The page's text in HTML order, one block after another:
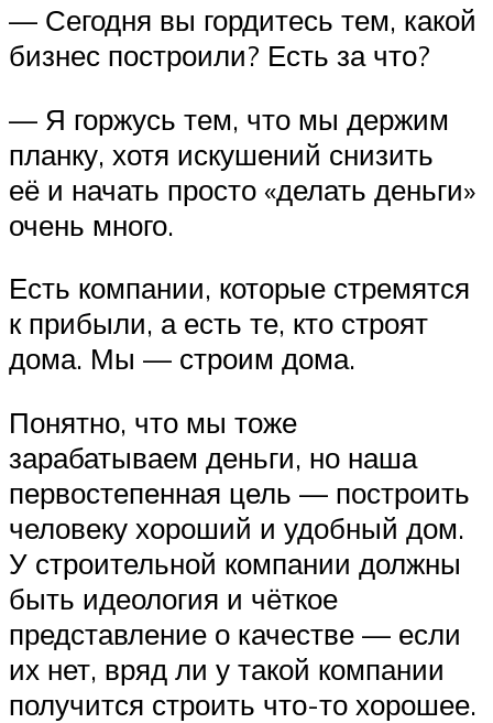
— Сегодня вы гордитесь тем, какой
бизнес построили? Есть за что?
— Я горжусь тем, что мы держим
планку, хотя искушений снизить
её и начать просто «делать деньги»
очень много.
Есть компании, которые стремятся
к прибыли, а есть те, кто строят
дома. Мы — строим дома.
Понятно, что мы тоже
зарабатываем деньги, но наша
первостепенная цель — построить
человеку хороший и удобный дом.
У строительной компании должны
быть идеология и чёткое
представление о качестве — если
их нет, вряд ли у такой компании
получится строить что-то хорошее.